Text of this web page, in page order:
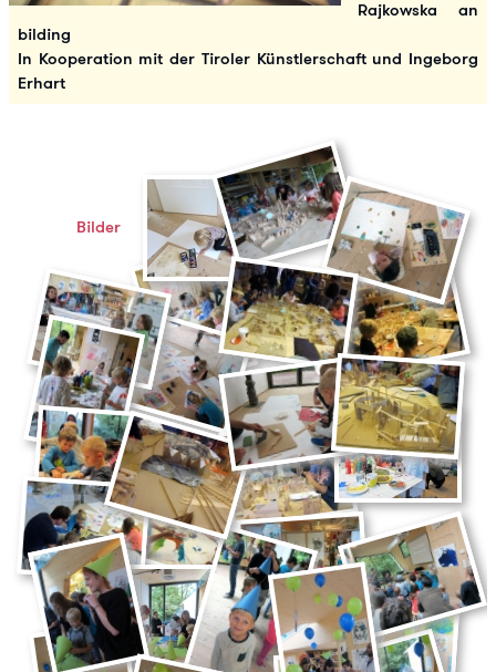
Rajkowska an
bilding
In Kooperation mit der Tiroler Künstlerschaft und Ingeborg
Erhart
Bilder